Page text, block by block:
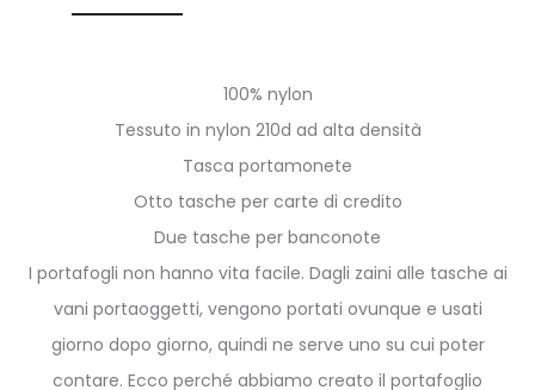
100% nylon
Tessuto in nylon 210d ad alta densità
Tasca portamonete
Otto tasche per carte di credito
Due tasche per banconote
I portafogli non hanno vita facile. Dagli zaini alle tasche ai
vani portaoggetti, vengono portati ovunque e usati
giorno dopo giorno, quindi ne serve uno su cui poter
contare. Ecco perché abbiamo creato il portafoglio